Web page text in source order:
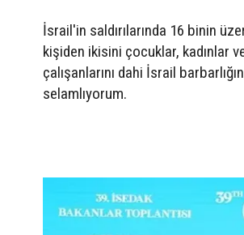
İsrail'in saldırılarında 16 binin
kişiden ikisini çocuklar, kadınlar
çalışanlarını dahi İsrail
selamlıyorum.